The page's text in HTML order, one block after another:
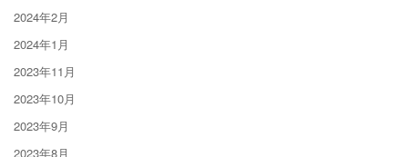
2024年2月
2024年1月
2023年11月
2023年10月
2023年9月
2023年8月